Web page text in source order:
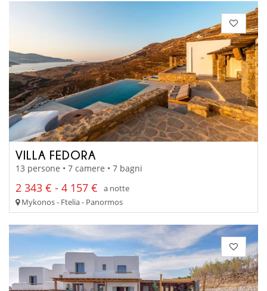
VILLA FEDORA
13 persone • 7 camere • 7 bagni
2 343 € - 4 157 €
a notte
Mykonos - Ftelia - Panormos